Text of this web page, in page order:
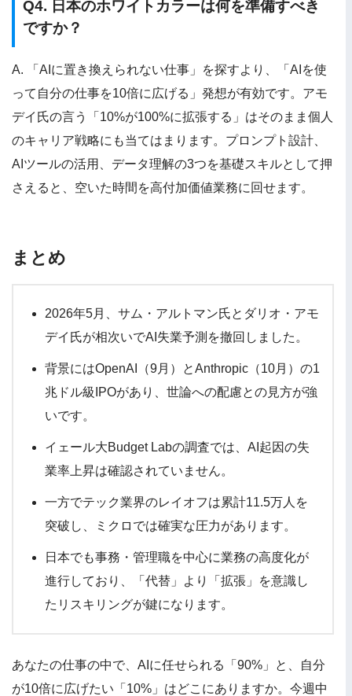
Q4. 日本のホワイトカラーは何を準備すべき
ですか？
A. 「AIに置き換えられない仕事」を探すより、「AIを使
って自分の仕事を10倍に広げる」発想が有効です。アモ
デイ氏の言う「10%が100%に拡張する」はそのまま個人
のキャリア戦略にも当てはまります。プロンプト設計、
AIツールの活用、データ理解の3つを基礎スキルとして押
さえると、空いた時間を高付加価値業務に回せます。
まとめ
2026年5月、サム・アルトマン氏とダリオ・アモ
デイ氏が相次いでAI失業予測を撤回しました。
背景にはOpenAI（9月）とAnthropic（10月）の1
兆ドル級IPOがあり、世論への配慮との見方が強
いです。
イェール大Budget Labの調査では、AI起因の失
業率上昇は確認されていません。
一方でテック業界のレイオフは累計11.5万人を
突破し、ミクロでは確実な圧力があります。
日本でも事務・管理職を中心に業務の高度化が
進行しており、「代替」より「拡張」を意識し
たリスキリングが鍵になります。
あなたの仕事の中で、AIに任せられる「90%」と、自分
が10倍に広げたい「10%」はどこにありますか。今週中